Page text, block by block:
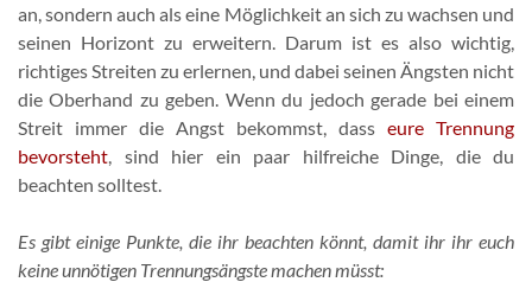
an, sondern auch als eine Möglichkeit an sich zu wachsen und
seinen Horizont zu erweitern. Darum ist es also wichtig,
richtiges Streiten zu erlernen, und dabei seinen Ängsten nicht
die Oberhand zu geben. Wenn du jedoch gerade bei einem
Streit immer die Angst bekommst, dass eure Trennung
bevorsteht, sind hier ein paar hilfreiche Dinge, die du
beachten solltest.
Es gibt einige Punkte, die ihr beachten könnt, damit ihr ihr euch
keine unnötigen Trennungsängste machen müsst: